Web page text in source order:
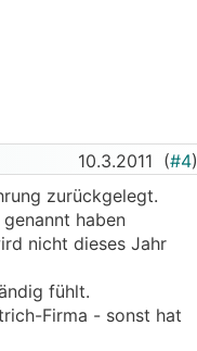
10.3.2011 (#4)
zurückgelegt.
haben
nicht dieses Jahr
fühlt.
Firma - sonst hat